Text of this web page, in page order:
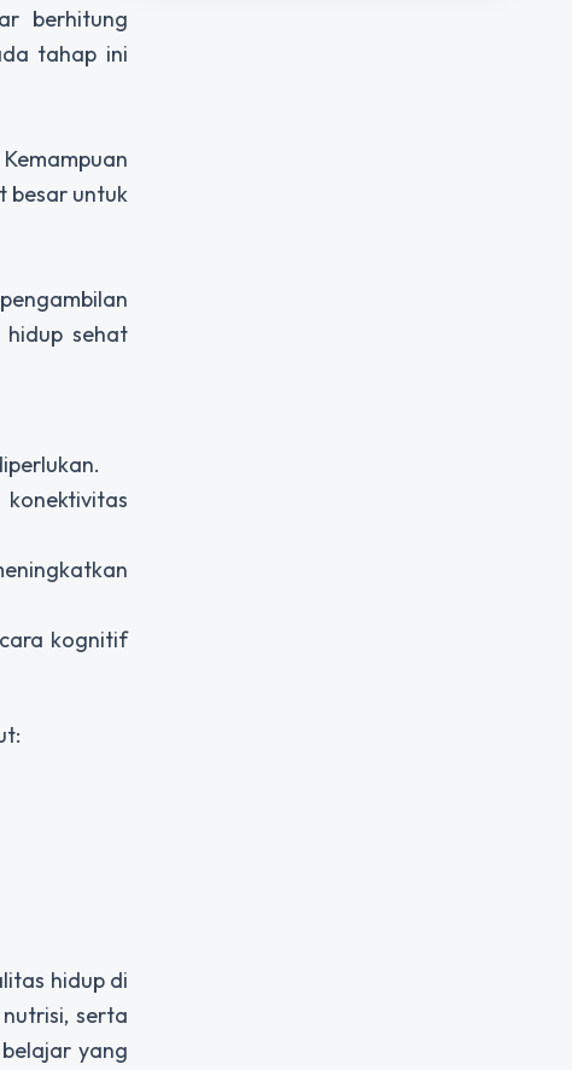
berhitung
tahap ini
besar untuk
hidup sehat
kognitif
hidup di
serta
yang